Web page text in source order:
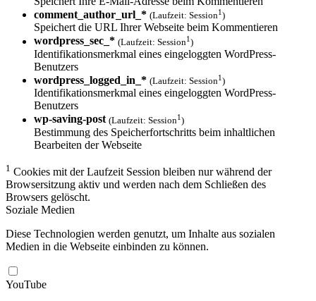
comment_author_url_* (Laufzeit: Session1)
Speichert die URL Ihrer Webseite beim Kommentieren
wordpress_sec_* (Laufzeit: Session1)
Identifikationsmerkmal eines eingeloggten WordPress-
Benutzers
wordpress_logged_in_* (Laufzeit: Session1)
Identifikationsmerkmal eines eingeloggten WordPress-
Benutzers
wp-saving-post (Laufzeit: Session1)
Bestimmung des Speicherfortschritts beim inhaltlichen
Bearbeiten der Webseite
1 Cookies mit der Laufzeit Session bleiben nur während der
Browsersitzung aktiv und werden nach dem Schließen des
Browsers gelöscht.
Soziale Medien
Diese Technologien werden genutzt, um Inhalte aus sozialen
Medien in die Webseite einbinden zu können.
YouTube